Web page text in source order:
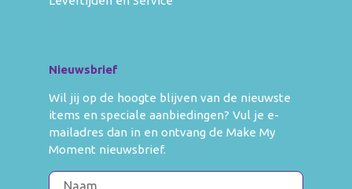
Nieuwsbrief
Wil jij op de hoogte blijven van de nieuwste
items en speciale aanbiedingen? Vul je e-
mailadres dan in en ontvang de Make My
Moment nieuwsbrief.